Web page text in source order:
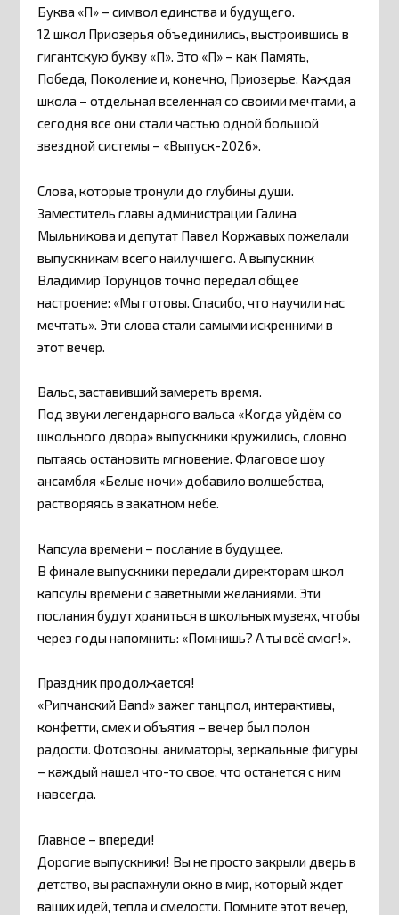
Буква «П» – символ единства и будущего.
12 школ Приозерья объединились, выстроившись в
гигантскую букву «П». Это «П» – как Память,
Победа, Поколение и, конечно, Приозерье. Каждая
школа – отдельная вселенная со своими мечтами, а
сегодня все они стали частью одной большой
звездной системы – «Выпуск-2026».
Слова, которые тронули до глубины души.
Заместитель главы администрации Галина
Мыльникова и депутат Павел Коржавых пожелали
выпускникам всего наилучшего. А выпускник
Владимир Торунцов точно передал общее
настроение: «Мы готовы. Спасибо, что научили нас
мечтать». Эти слова стали самыми искренними в
этот вечер.
Вальс, заставивший замереть время.
Под звуки легендарного вальса «Когда уйдём со
школьного двора» выпускники кружились, словно
пытаясь остановить мгновение. Флаговое шоу
ансамбля «Белые ночи» добавило волшебства,
растворяясь в закатном небе.
Капсула времени – послание в будущее.
В финале выпускники передали директорам школ
капсулы времени с заветными желаниями. Эти
послания будут храниться в школьных музеях, чтобы
через годы напомнить: «Помнишь? А ты всё смог!».
Праздник продолжается!
«Рипчанский Band» зажег танцпол, интерактивы,
конфетти, смех и объятия – вечер был полон
радости. Фотозоны, аниматоры, зеркальные фигуры
– каждый нашел что-то свое, что останется с ним
навсегда.
Главное – впереди!
Дорогие выпускники! Вы не просто закрыли дверь в
детство, вы распахнули окно в мир, который ждет
ваших идей, тепла и смелости. Помните этот вечер,